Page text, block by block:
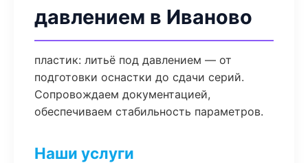
давлением в Иваново
пластик: литьё под давлением — от
подготовки оснастки до сдачи серий.
Сопровождаем документацией,
обеспечиваем стабильность параметров.
Наши услуги